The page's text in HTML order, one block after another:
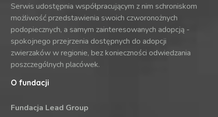
Serwis udostępnia współpracującym z nim schroniskom
możliwość przedstawienia swoich czworonożnych
podopiecznych, a samym zainteresowanych adopcją -
spokojnego przejrzenia dostępnych do adopcji
zwierzaków w regionie, bez konieczności odwiedzania
poszczególnych placówek.
O fundacji
Fundacja Lead Group